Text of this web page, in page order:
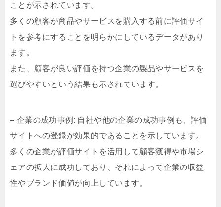
ことが示されています。
多くの顧客が商品やサービスを購入する前に評価サイ
トを参考にすることを明らかにしているデータがあり
ます。
また、顧客が良い評価を持つ企業の製品やサービスを
選びやすいという結果も示されています。
– 企業の成功事例: 自社や他の企業の成功事例も、評価
サイトへの登録が効果的であることを示しています。
多くの企業が評価サイトを活用して顧客獲得や市場シ
ェアの拡大に成功しており、それによって企業の収益
性やブランド価値が向上しています。